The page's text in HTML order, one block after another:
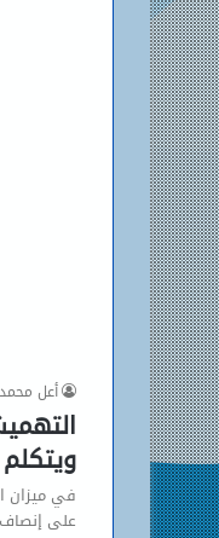
أعل
في ميزان
على